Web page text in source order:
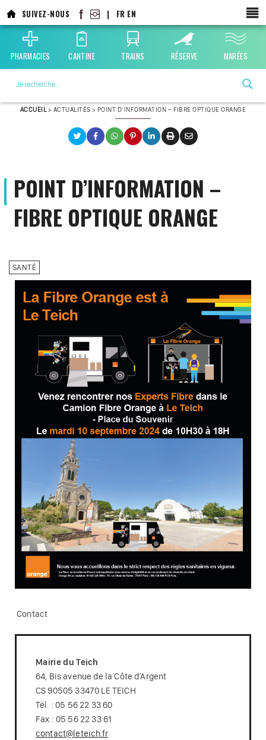
SUIVEZ-NOUS | FR EN
PHARMACIES CANTINE TRAINS RÉSERVE MARÉES
ACCUEIL> ACTUALITÉS > POINT D’INFORMATION – FIBRE OPTIQUE ORANGE
POINT D’INFORMATION –
FIBRE OPTIQUE ORANGE
SANTÉ
Contact
Mairie du Teich
64, Bis avenue de la Côte d’Argent
CS 90505 33470 LE TEICH
Tél. : 05 56 22 33 60
Fax : 05 56 22 33 61
contact@leteich.fr